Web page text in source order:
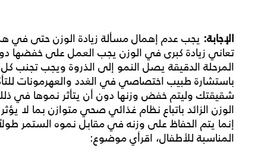
الإجابة: يجب عدم إهمال مسألة زيادة الوزن حتى
تعاني زيادة كبرى في الوزن يجب العمل على خفضها
المرحلة الدقيقة يصل النمو إلى الذروة ويجب تجنب
باستشارة طبيب اختصاصي في الغدد والعهرمونات
شقيقتك وليتم خفض وزنها دون أن يتأثر نموها في
الوزن الزائد باتباع نظام غذائي صحي متوازن بما لا
إنما يتم الحفاظ على وزنه في مقابل نموه الستمر
المناسبة للأطفال، اقرأي موضوع: